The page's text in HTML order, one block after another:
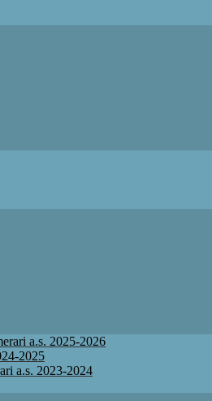
a.s. 2025-2026
2025
a.s. 2023-2024